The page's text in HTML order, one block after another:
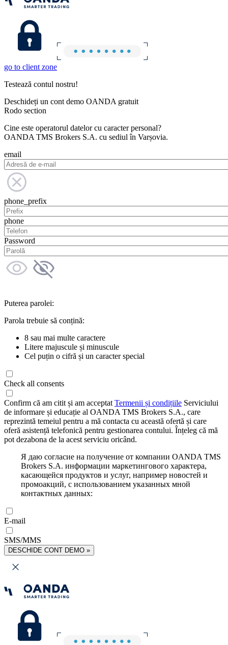
go to client zone
Testează contul nostru!
Deschideți un cont demo OANDA gratuit
Rodo section
Cine este operatorul datelor cu caracter personal?
OANDA TMS Brokers S.A. cu sediul în Varșovia.
email
phone_prefix
phone
Password
Puterea parolei:
Parola trebuie să conțină:
8 sau mai multe caractere
Litere majuscule și minuscule
Cel puțin o cifră și un caracter special
Check all consents
Confirm că am citit și am acceptat Termenii și condițiile Serviciului
de informare și educație al OANDA TMS Brokers S.A., care
reprezintă temeiul pentru a mă contacta cu această ofertă și care
oferă asistență telefonică pentru gestionarea contului. Înțeleg că mă
pot dezabona de la acest serviciu oricând.
Я даю согласие на получение от компании OANDA TMS
Brokers S.A. информации маркетингового характера,
касающейся продуктов и услуг, например новостей и
промоакций, с использованием указанных мной
контактных данных:
E-mail
SMS/MMS
DESCHIDE CONT DEMO »